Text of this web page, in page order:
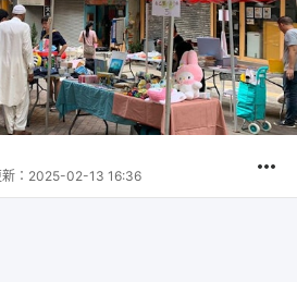
： 2025-02-13 16:36